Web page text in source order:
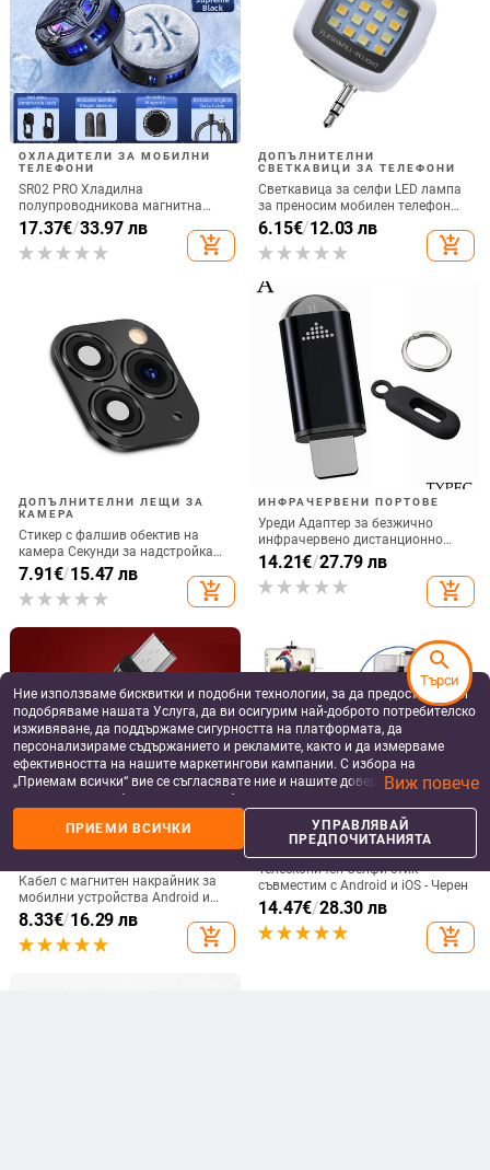
ОХЛАДИТЕЛИ ЗА МОБИЛНИ
ТЕЛЕФОНИ
SR02 PRO Хладилна
полупроводникова магнитна
задна щипка за мобилен телефон
Радиатор за игра на живо
Цифров дисплей Директна
17.37€/33.97 лв
add_shopping_cart
ДОПЪЛНИТЕЛНИ
СВЕТКАВИЦИ ЗА ТЕЛЕФОНИ
Светкавица за селфи LED лампа
за преносим мобилен телефон
Запълваща светлина за
фотография, акумулаторна
6.15€/12.03 лв
add_shopping_cart
ДОПЪЛНИТЕЛНИ ЛЕЩИ ЗА
КАМЕРА
Стикер с фалшив обектив на
камера Секунди за надстройка
на iPhone телефон Протектор на
екрана за iPhone X / XS Max
Смяна на iPhone 11 pro Max
7.91€/15.47 лв
add_shopping_cart
ИНФРАЧЕРВЕНИ ПОРТОВЕ
Уреди Адаптер за безжично
инфрачервено дистанционно
управление Интелигентно
приложение за управление на
телефона Инфрачервен
предавател за IPhone и Android
14.21€/27.79 лв
add_shopping_cart
DATA КАБЕЛИ ЗА МОБИЛНИ
Кабел с магнитен накрайник за
мобилни устройства Android и
iOS - бързо зареждане и
синхронизиране TYPE-C, Micro
USB и LIghting в
8.33€/16.29 лв
add_shopping_cart
СЕЛФИ СТИКОВЕ
Телескопичен Селфи стик
съвместим с Android и iOS - Черен
14.47€/28.30 лв
add_shopping_cart
Ние използваме бисквитки и подобни технологии, за да предоставяме и
подобряваме нашата Услуга, да ви осигурим най-доброто потребителско
изживяване, да поддържаме сигурността на платформата, да
персонализираме съдържанието и рекламите, както и да измерваме
ефективността на нашите маркетингови кампании. С избора на
„Приемам всички“ вие се съгласявате ние и нашите доверени партньори
да съхраняваме бисквитки и подобни технологии на вашето устройство
за рекламни и аналитични цели. Можете по всяко време да управлявате
своите предпочитания, като натиснете „Управлявай предпочитанията“.
За повече информация, моля, вижте нашата
данните.
Виж повече
ПРИЕМИ ВСИЧКИ
УПРАВЛЯВАЙ
ПРЕДПОЧИТАНИЯТА
search
Търси